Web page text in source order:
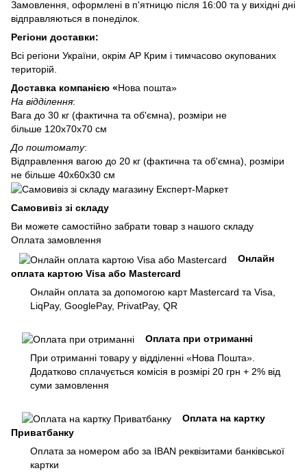
Замовлення, оформлені в п'ятницю після 16:00 та у вихідні дні
відправляються в понеділок.
Регіони доставки:
Всі регіони України, окрім АР Крим і тимчасово окупованих
територій.
Доставка компанією «Нова пошта»
На відділення:
Вага до 30 кг (фактична та об'ємна), розміри не
більше 120х70х70 см
До поштомату:
Відправлення вагою до 20 кг (фактична та об'ємна), розміри
не більше 40х60х30 см
Самовивіз зі складу
Ви можете самостійно забрати товар з нашого складу
Оплата замовлення
Онлайн
оплата картою Visa або Mastercard
Онлайн оплата за допомогою карт Mastercard та Visa,
LiqPay, GooglePay, PrivatPay, QR
Оплата при отриманні
При отриманні товару у відділенні «Нова Пошта».
Додатково сплачується комісія в розмірі 20 грн + 2% від
суми замовлення
Оплата на картку
Приватбанку
Оплата за номером або за IBAN реквізитами банківської
картки